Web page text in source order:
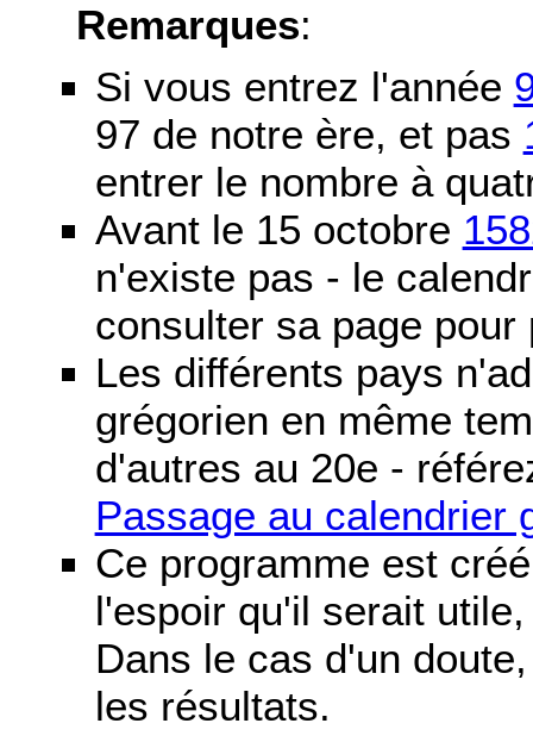
Remarques:
Si vous entrez l'année
97 de notre ère, et pas
entrer le nombre à
Avant le 15 octobre
n'existe pas - le
consulter sa page pour
Les différents pays
grégorien en même
d'autres au 20e -
Passage au calendrier
Ce programme est
l'espoir qu'il serait
Dans le cas d'un
les résultats.